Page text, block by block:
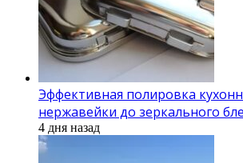
Эффективная полировка
нержавейки до зеркального
4 дня назад